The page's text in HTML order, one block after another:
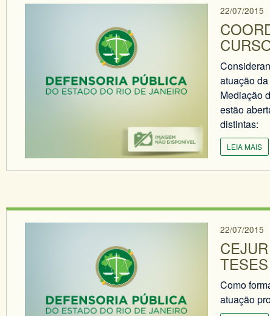
22/07/2015
atuação
Mediação
estão
distintas:
LEIA MAIS
22/07/2015
Como
atuação